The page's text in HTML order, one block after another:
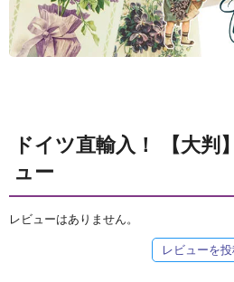
ドイツ直輸入！ 【大判
ュー
レビューはありません。
レビューを